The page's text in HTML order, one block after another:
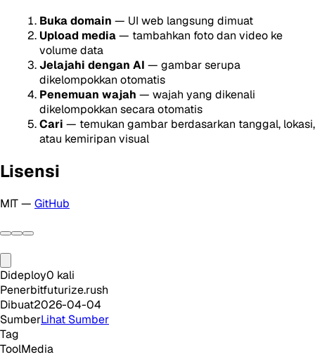
Buka domain — UI web langsung dimuat
Upload media— tambahkan foto dan video ke
volume data
Jelajahi dengan AI — gambar serupa
dikelompokkan otomatis
Penemuan wajah — wajah yang dikenali
dikelompokkan secara otomatis
Cari — temukan gambar berdasarkan tanggal, lokasi,
atau kemiripan visual
Lisensi
MIT — GitHub
Dideploy0 kali
Penerbitfuturize.rush
Dibuat2026-04-04
SumberLihat Sumber
Tag
ToolMedia